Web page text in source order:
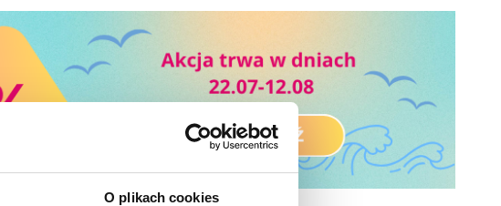
O plikach cookies